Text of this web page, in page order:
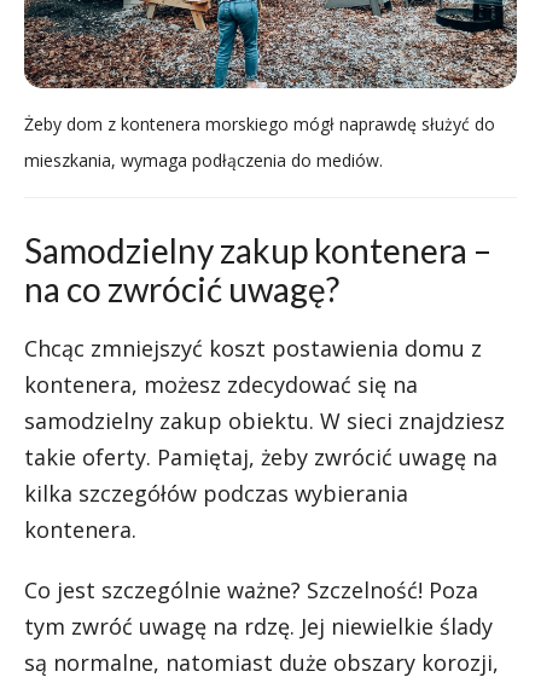
Żeby dom z kontenera morskiego mógł naprawdę służyć do
mieszkania, wymaga podłączenia do mediów.
Samodzielny zakup kontenera –
na co zwrócić uwagę?
Chcąc zmniejszyć koszt postawienia domu z
kontenera, możesz zdecydować się na
samodzielny zakup obiektu. W sieci znajdziesz
takie oferty. Pamiętaj, żeby zwrócić uwagę na
kilka szczegółów podczas wybierania
kontenera.
Co jest szczególnie ważne? Szczelność! Poza
tym zwróć uwagę na rdzę. Jej niewielkie ślady
są normalne, natomiast duże obszary korozji,